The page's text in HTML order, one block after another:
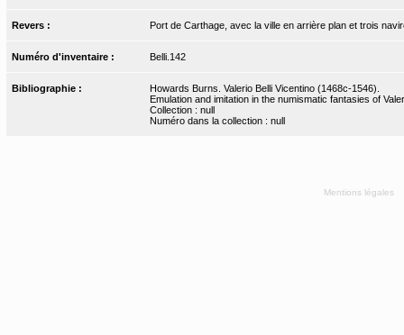
Revers : Port de Carthage, avec la ville en arrière plan et trois
Numéro d'inventaire : Belli.142
Bibliographie :
Howards Burns. Valerio Belli Vicentino (1468c-1546).
Emulation and imitation in the numismatic fantasies of
Collection : null
Numéro dans la collection : null
Mentions légales